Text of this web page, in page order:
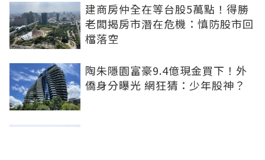
建商房仲全在等台股5萬點！得勝
老闆揭房市潛在危機：慎防股市回
檔落空
陶朱隱園富豪9.4億現金買下！外
僑身分曝光 網狂猜：少年股神？